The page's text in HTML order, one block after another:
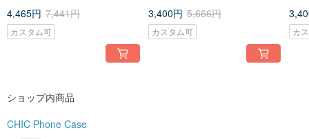
イズ、文創
4,465円 7,441円
カスタム可
ャツ 子供服 ボーイズ
3,400円 5,666円
カスタム可 カ
ショップ内商品
CHIC Phone Case